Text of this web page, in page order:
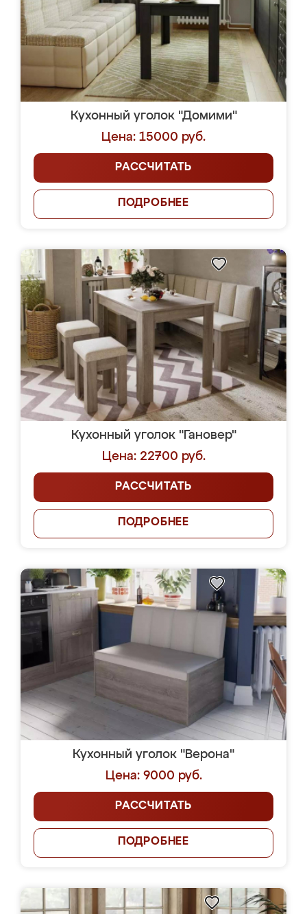
Кухонный уголок "Домими"
Цена: 15000 руб.
РАССЧИТАТЬ
ПОДРОБНЕЕ
Кухонный уголок "Гановер"
Цена: 22700 руб.
РАССЧИТАТЬ
ПОДРОБНЕЕ
Кухонный уголок "Верона"
Цена: 9000 руб.
РАССЧИТАТЬ
ПОДРОБНЕЕ